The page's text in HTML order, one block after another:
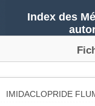
Index des
IMIDACLOPRIDE